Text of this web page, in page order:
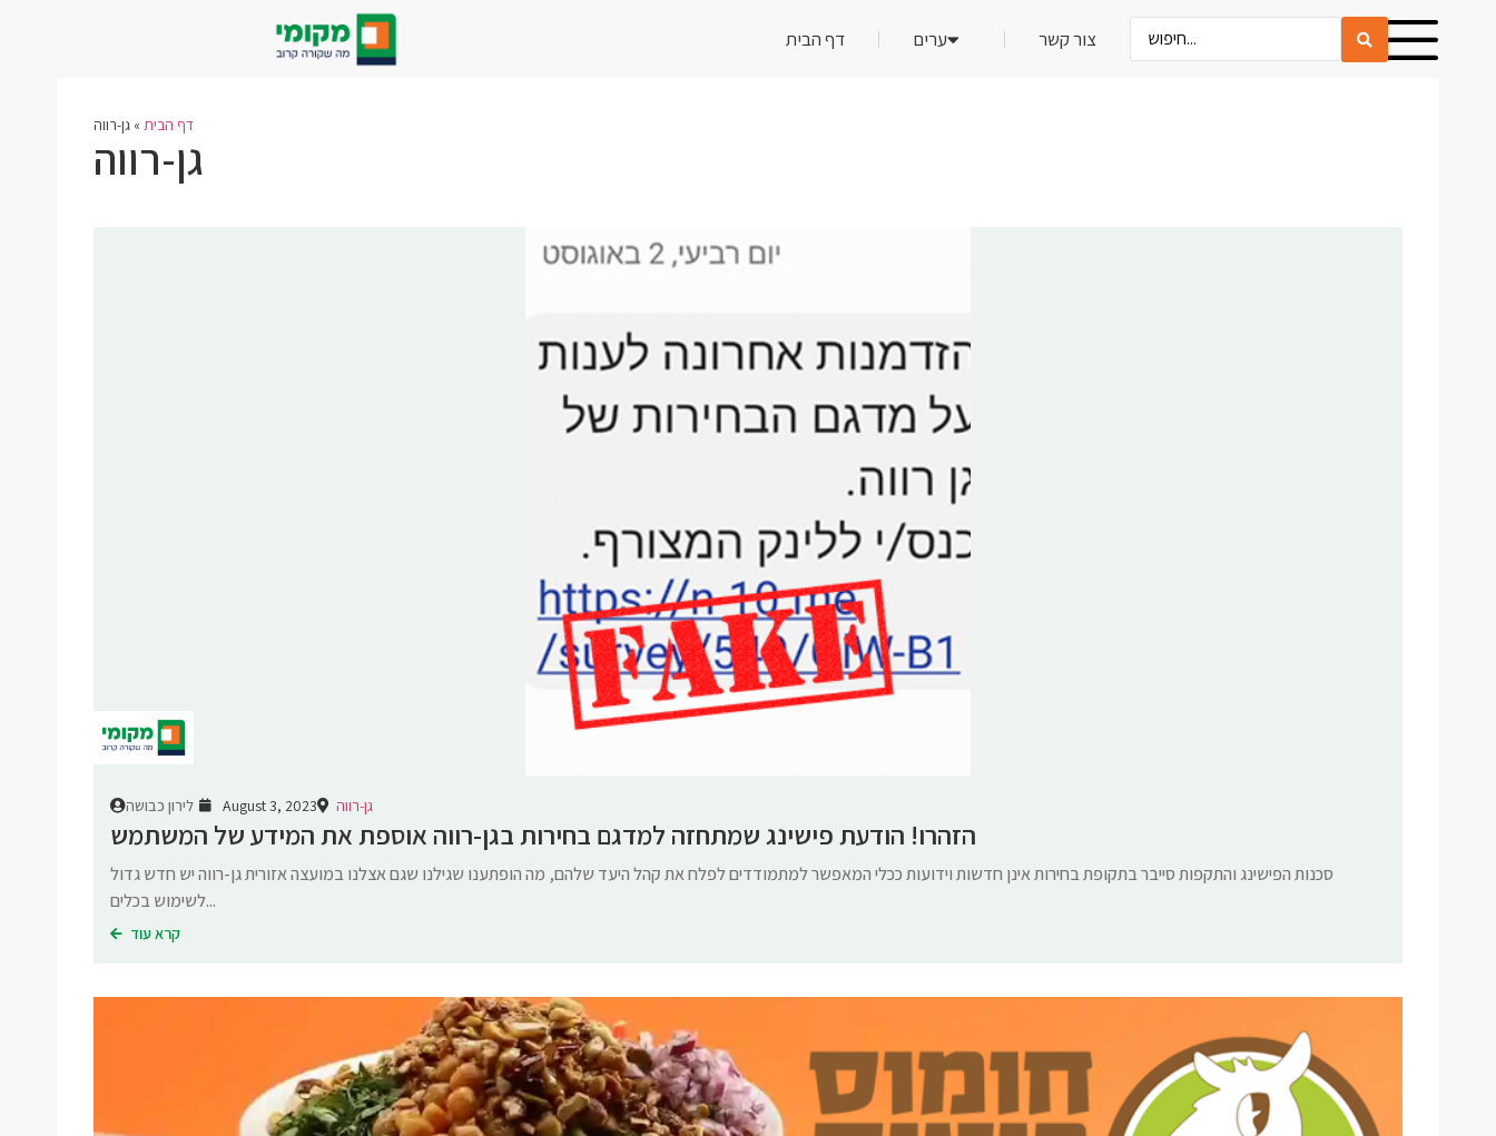
דף הבית ערים צור קשר
דף הבית » גן-רווה
גן-רווה
לירון כבושה August 3, 2023 גן-רווה
הזהרו! הודעת פישינג שמתחזה למדגם בחירות בגן-רווה אוספת את המידע של המשתמש
סכנות הפישינג והתקפות סייבר בתקופת בחירות אינן חדשות וידועות ככלי המאפשר למתמודדים לפלח את קהל היעד שלהם, מה הופתענו שגילנו שגם אצלנו במועצה אזורית גן-רווה יש חדש גדול
לשימוש בכלים...
קרא עוד